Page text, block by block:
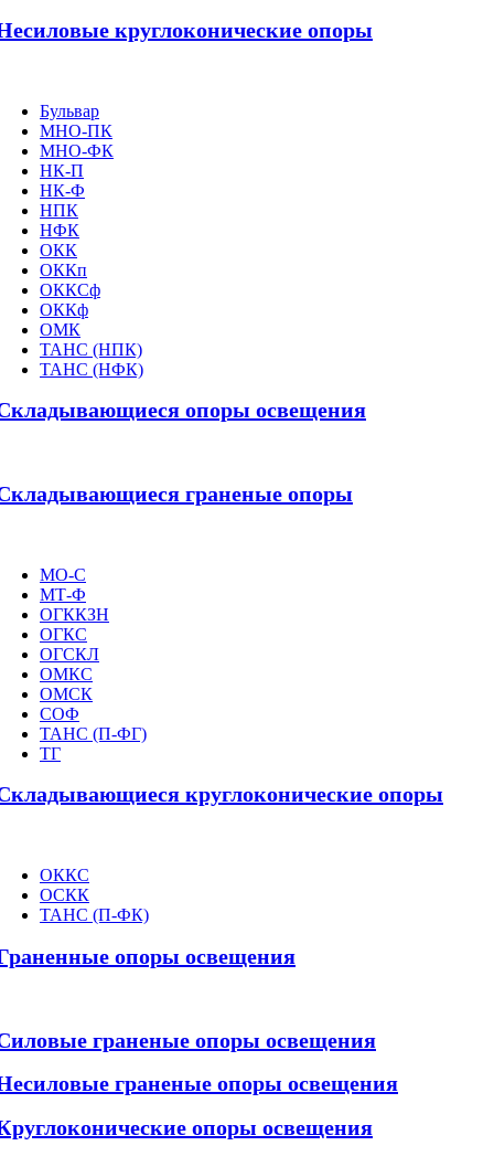
круглоконические опоры
Бульвар
МНО-ПК
МНО-ФК
НК-П
НК-Ф
НПК
НФК
ОКК
ОККп
ОККСф
ОККф
ОМК
ТАНС (НПК)
ТАНС (НФК)
опоры освещения
граненые опоры
МО-С
МТ-Ф
ОГККЗН
ОГКС
ОГСКЛ
ОМКС
ОМСК
СОФ
ТАНС (П-ФГ)
ТГ
круглоконические опоры
ОККС
ОСКК
ТАНС (П-ФК)
опоры освещения
граненые опоры освещения
граненые опоры освещения
опоры освещения